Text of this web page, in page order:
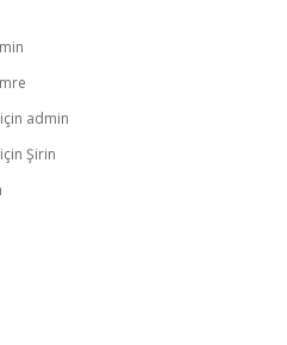
için admin
için Şirin